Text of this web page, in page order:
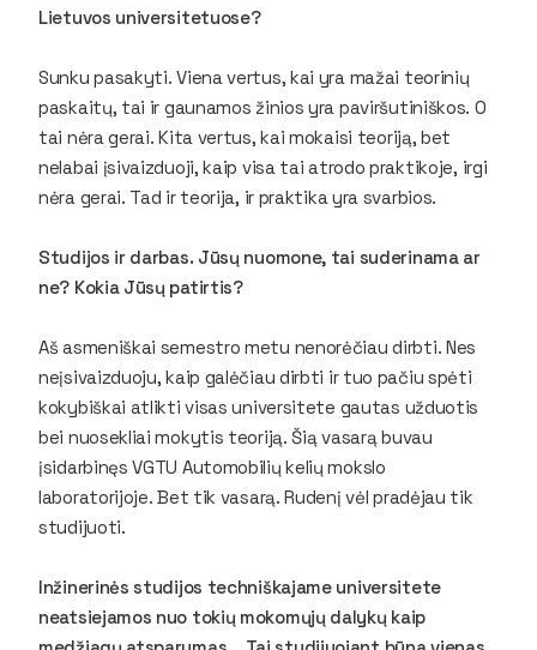
Lietuvos universitetuose?
Sunku pasakyti. Viena vertus, kai yra mažai teorinių
paskaitų, tai ir gaunamos žinios yra paviršutiniškos. O
tai nėra gerai. Kita vertus, kai mokaisi teoriją, bet
nelabai įsivaizduoji, kaip visa tai atrodo praktikoje, irgi
nėra gerai. Tad ir teorija, ir praktika yra svarbios.
Studijos ir darbas. Jūsų nuomone, tai suderinama ar
ne? Kokia Jūsų patirtis?
Aš asmeniškai semestro metu nenorėčiau dirbti. Nes
neįsivaizduoju, kaip galėčiau dirbti ir tuo pačiu spėti
kokybiškai atlikti visas universitete gautas užduotis
bei nuosekliai mokytis teoriją. Šią vasarą buvau
įsidarbinęs VGTU Automobilių kelių mokslo
laboratorijoje. Bet tik vasarą. Rudenį vėl pradėjau tik
studijuoti.
Inžinerinės studijos techniškajame universitete
neatsiejamos nuo tokių mokomųjų dalykų kaip